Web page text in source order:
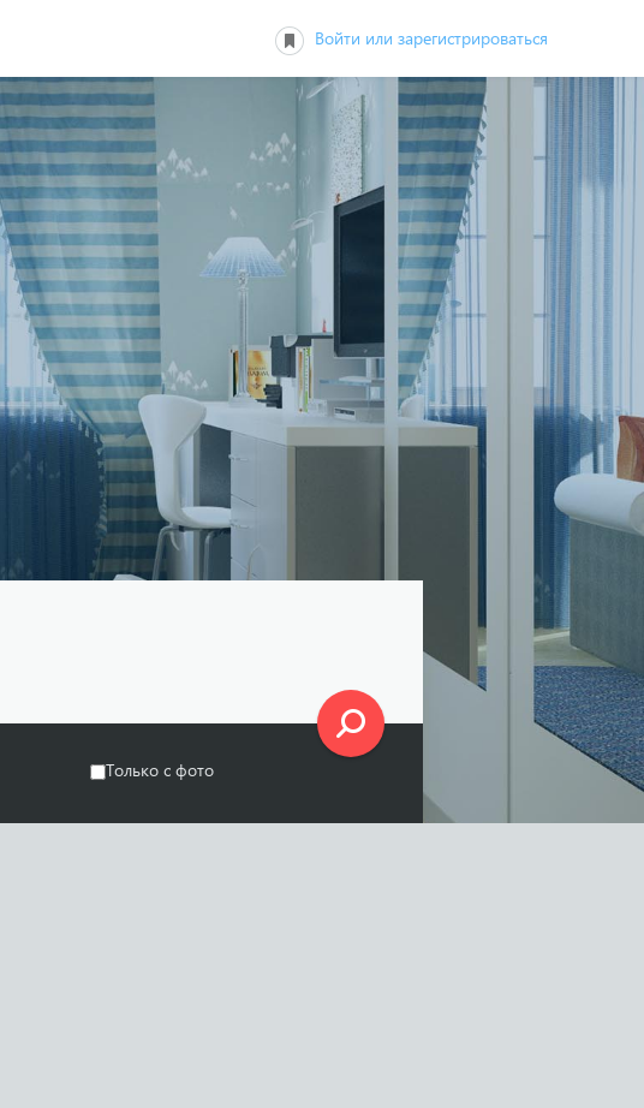
Войти или зарегистрироваться
Только с фото